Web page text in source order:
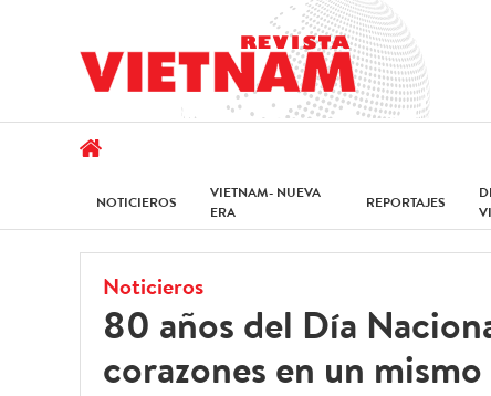
NOTICIEROS
VIETNAM- NUEVA
ERA
REPORTAJES
Noticieros
80 años del Día
corazones en un